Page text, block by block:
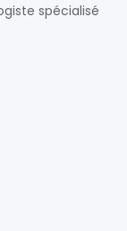
spécialisé